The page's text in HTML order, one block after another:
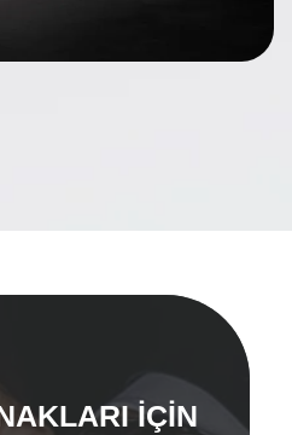
İÇİN